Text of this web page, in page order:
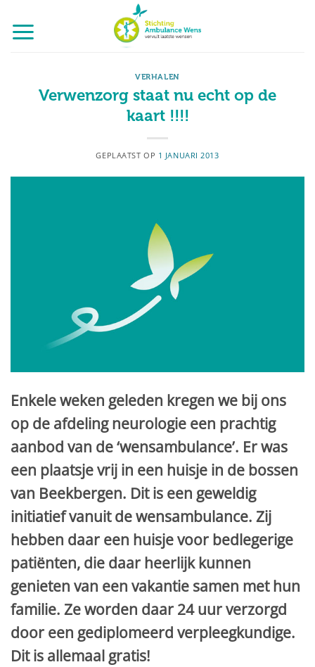
naar
inhoud
VERHALEN
Verwenzorg staat nu echt op de
kaart !!!!
GEPLAATST OP 1 JANUARI 2013
Enkele weken geleden kregen we bij ons
op de afdeling neurologie een prachtig
aanbod van de ‘wensambulance’. Er was
een plaatsje vrij in een huisje in de bossen
van Beekbergen. Dit is een geweldig
initiatief vanuit de wensambulance. Zij
hebben daar een huisje voor bedlegerige
patiënten, die daar heerlijk kunnen
genieten van een vakantie samen met hun
familie. Ze worden daar 24 uur verzorgd
door een gediplomeerd verpleegkundige.
Dit is allemaal gratis!